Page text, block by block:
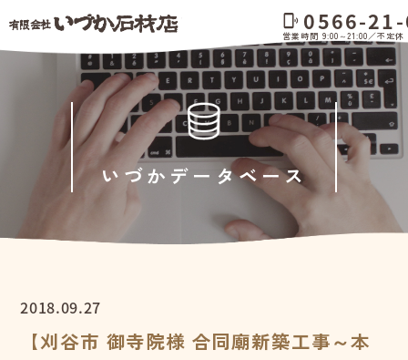
いづかデータベース
2018.09.27
【刈谷市 御寺院様 合同廟新築工事～本
phonelink_ring 0566-
営業時間 9:00～21:00／不定休